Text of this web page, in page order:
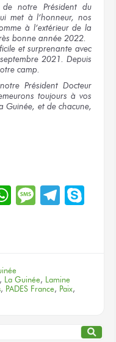
notre Président du
met à l’honneur, nos
à l’extérieur de la
bonne année 2022.
et surprenante avec
2021. Depuis
camp.
Président Docteur
toujours à vos
Guinée, et de chacune,
WhatsApp
Message
, La Guinée, Lamine
, PADES France, Paix,